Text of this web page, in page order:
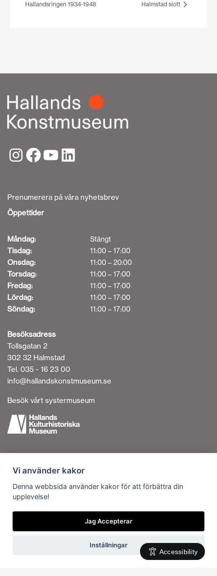
Hallandsringen 1934-1948
Halmstad slott
Prenumerera på våra nyhetsbrev
Öppettider
Måndag: Stängt
Tisdag: 11:00 – 17:00
Onsdag: 11:00 – 20:00
Torsdag: 11:00 – 17:00
Fredag: 11:00 – 17:00
Lördag: 11:00 – 17:00
Söndag: 11:00 – 17:00
Besöksadress
Tollsgatan 2
302 32 Halmstad
Tel. 035 - 16 23 00
info@hallandskonstmuseum.se
Besök vårt systermuseum
Personuppgiftshantering
Om cookies
Kontakta oss
Vi är en del av
Accessibility
Vi använder kakor
Denna webbsida använder kakor för att förbättra din
upplevelse!
Jag Accepterar
Inställningar